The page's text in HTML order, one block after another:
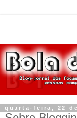
quarta-feira, 22